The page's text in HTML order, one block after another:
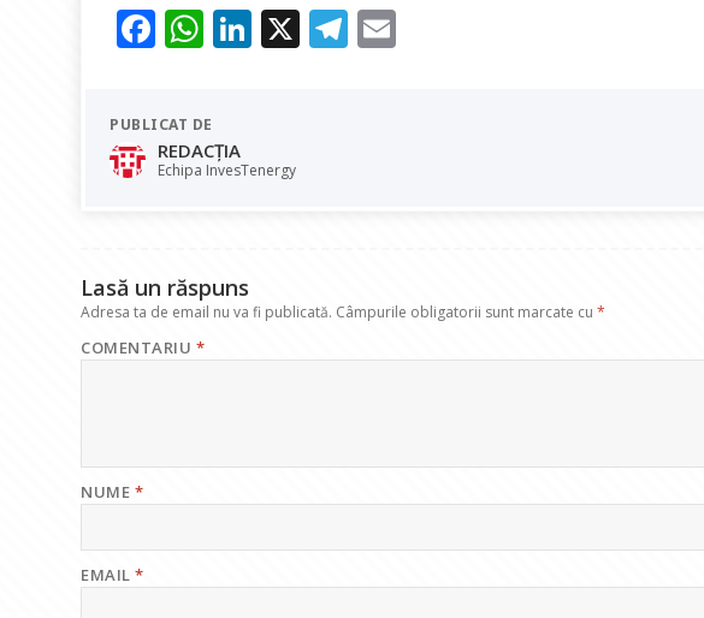
F
e
b
o
W
at
s
A
Li
dI
X T
PUBLICAT DE
REDACȚIA
Echipa InvesTenergy
Lasă un răspuns
Adresa ta de email nu va fi publicată. Câmpurile obligatorii sunt marcate cu*
COMENTARIU *
NUME *
EMAIL*